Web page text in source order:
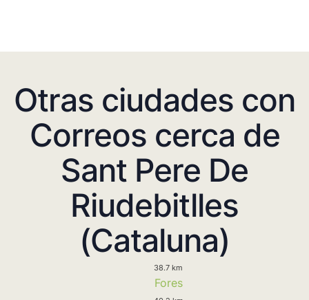
Otras ciudades con
Correos cerca de
Sant Pere De
Riudebitlles
(Cataluna)
38.7 km
Fores